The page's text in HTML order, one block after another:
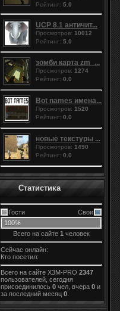
Рейтинг: 5.0
UCP 8.1 античит...
Просмотров: 10012
Рейтинг: 5.0
зомби карта zm_...
Просмотров: 1274
Рейтинг: 0.0
Bot names имена...
Просмотров: 1520
Рейтинг: 0.0
новые текстуры ...
Просмотров: 1490
Рейтинг: 0.0
Статистика
Гости
Свои
100%
Всего на сайте 1 человек
Сейчас онлайн:
Кто посетил:
Всего на сайте X3M-PRO 2347
пользователей, сегодня
присоединилось 0 чел, вчера 0 и
за последний месяц 0